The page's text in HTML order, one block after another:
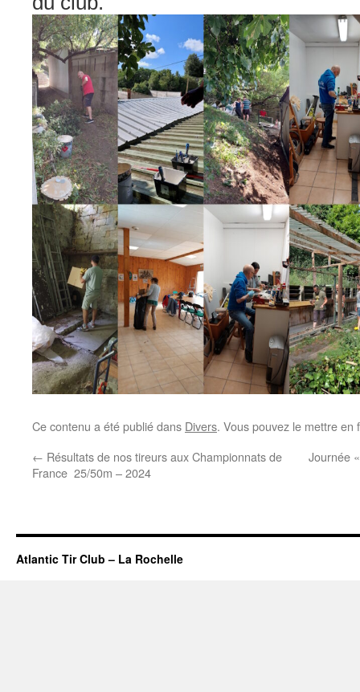
Ce contenu a été publié dans Divers. Vous pouvez le mettre
← Résultats de nos tireurs aux Championnats de
France 25/50m – 2024
Journée
Atlantic Tir Club – La Rochelle